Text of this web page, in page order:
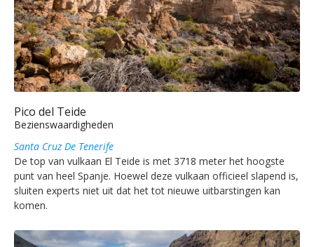
Pico del Teide
Bezienswaardigheden
Santa Cruz De Tenerife
De top van vulkaan El Teide is met 3718 meter het hoogste
punt van heel Spanje. Hoewel deze vulkaan officieel slapend is,
sluiten experts niet uit dat het tot nieuwe uitbarstingen kan
komen.